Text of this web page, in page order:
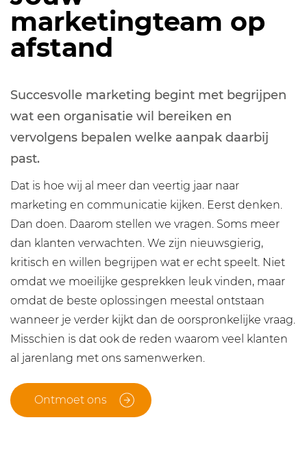
marketingteam op
afstand
Succesvolle marketing begint met begrijpen
wat een organisatie wil bereiken en
vervolgens bepalen welke aanpak daarbij
past.
Dat is hoe wij al meer dan veertig jaar naar
marketing en communicatie kijken. Eerst denken.
Dan doen. Daarom stellen we vragen. Soms meer
dan klanten verwachten. We zijn nieuwsgierig,
kritisch en willen begrijpen wat er echt speelt. Niet
omdat we moeilijke gesprekken leuk vinden, maar
omdat de beste oplossingen meestal ontstaan
wanneer je verder kijkt dan de oorspronkelijke vraag.
Misschien is dat ook de reden waarom veel klanten
al jarenlang met ons samenwerken.
Ontmoet ons